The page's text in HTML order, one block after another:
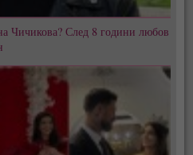
Чичикова? След 8 години любов